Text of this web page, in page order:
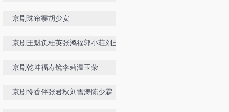
京剧珠帘寨胡少安
京剧王魁负桂英张鸿福郭小荘刘玉麟
京剧乾坤福寿镜李莉温玉荣
京剧怜香伴张君秋刘雪涛陈少霖